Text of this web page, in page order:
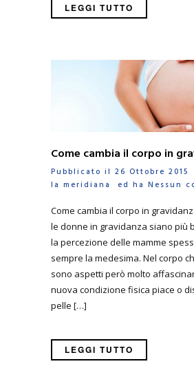
LEGGI TUTTO
Come cambia il corpo in
Pubblicato il 26 Ottobre 2015
la meridiana
ed ha Nessun
Come cambia il corpo in
le donne in gravidanza siano più
la percezione delle mamme
sempre la medesima. Nel corpo
sono aspetti però molto
nuova condizione fisica piace o
pelle […]
LEGGI TUTTO